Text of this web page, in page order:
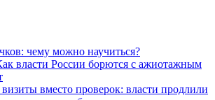
чему можно научиться?
власти России борются с ажиотажным
вместо проверок: власти продлили